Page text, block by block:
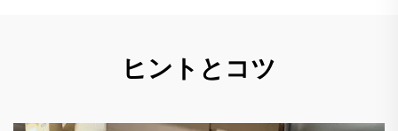
ヒントとコツ